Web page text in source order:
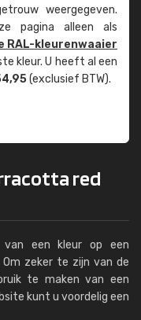
weer­gegeven.
pagina alleen als
RAL-kleuren­waaier
kleur. U heeft al een
(exclusief BTW).
red
een kleur op een
Om zeker te zijn van de
te maken van een
kunt u voordelig een